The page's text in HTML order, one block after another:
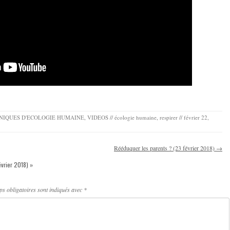
D'ECOLOGIE HUMAINE VIDEOS // écologie humaine respirer // février 22,
Rééduquer les parents ? (23 février 2018) →
2018) »
obligatoires sont indiqués avec *